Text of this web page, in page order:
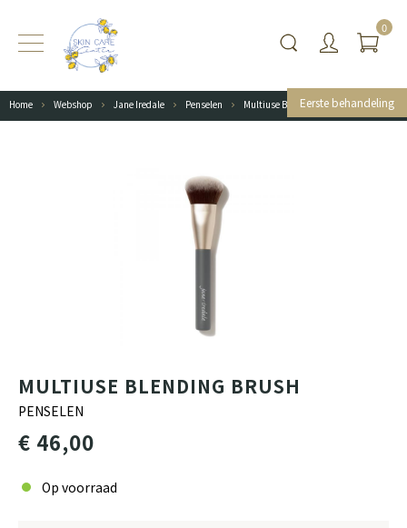
Eerste behandeling
0
Home Webshop Jane Iredale Penselen Multiuse Blending Brush
MULTIUSE BLENDING BRUSH
PENSELEN
€ 46,00
Op voorraad